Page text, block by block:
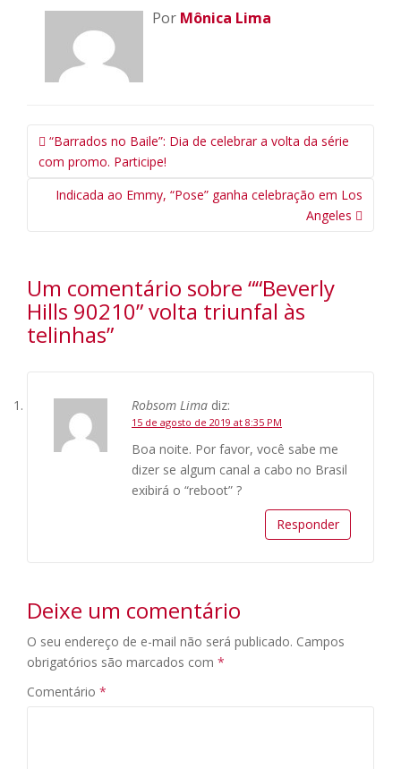
Por Mônica Lima
Navegação
da
Postagem
“Barrados no Baile”: Dia de celebrar a volta da série
com promo. Participe!
Indicada ao Emmy, “Pose” ganha celebração em Los
Angeles
Um comentário sobre ““Beverly
Hills 90210” volta triunfal às
telinhas”
Robsom Lima diz:
15 de agosto de 2019 at 8:35 PM
Boa noite. Por favor, você sabe me
dizer se algum canal a cabo no Brasil
exibirá o “reboot” ?
Responder
Deixe um comentário
O seu endereço de e-mail não será publicado. Campos
obrigatórios são marcados com *
Comentário *